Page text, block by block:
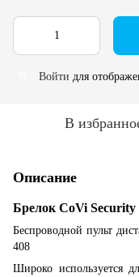
Войти для
В
Описание
Брелок CoVi Security
Беспроводной пульт
408
Широко используется